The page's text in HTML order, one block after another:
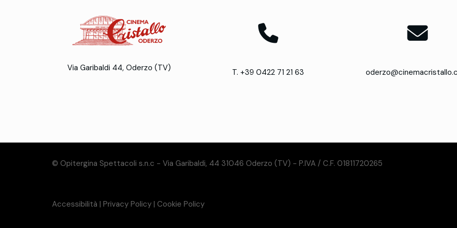
Via Garibaldi 44, Oderzo (TV) T. +39 0422 71 21 63
© Opitergina Spettacoli s.n.c - Via Garibaldi, 44 31046 Oderzo (TV) - P.IVA / C.F. 01811720265
Accessibilità | Privacy Policy | Cookie Policy